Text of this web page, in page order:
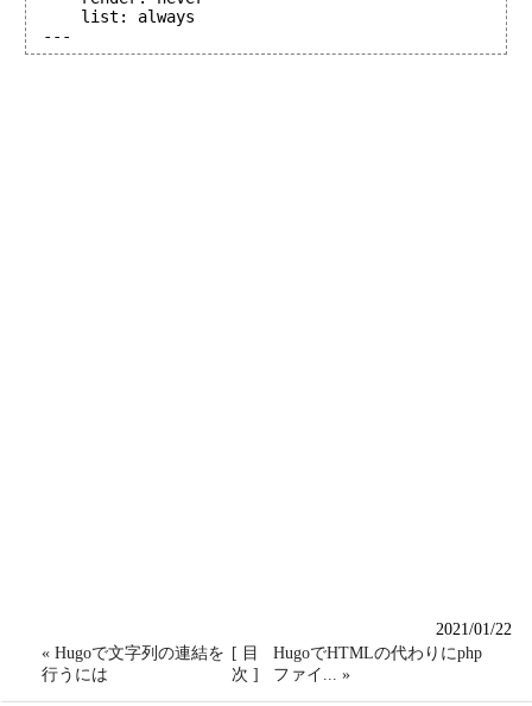
---
2021/01/22
« Hugoで文字列の連結を
行うには
[ 目
次 ]
HugoでHTMLの代わりにphp
ファイ... »